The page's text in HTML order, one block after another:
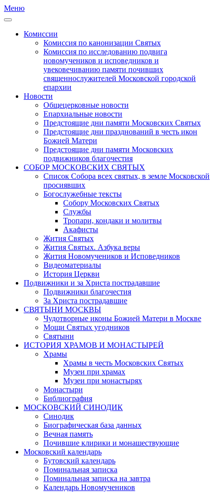
Меню
Комиссии
Комиссия по канонизации Святых
Комиссия по исследованию подвига
новомучеников и исповедников и
увековечиванию памяти почивших
священнослужителей Московской городской
епархии
Новости
Общецерковные новости
Епархиальные новости
Предстоящие дни памяти Московских Святых
Предстоящие дни празднований в честь икон
Божией Матери
Предстоящие дни памяти Московских
подвижников благочестия
СОБОР МОСКОВСКИХ СВЯТЫХ
Список Собора всех святых, в земле Московской
просиявших
Богослужебные тексты
Собору Московских Святых
Службы
Тропари, кондаки и молитвы
Акафисты
Жития Святых
Жития Святых. Азбука веры
Жития Новомучеников и Исповедников
Видеоматериалы
История Церкви
Подвижники и за Христа пострадавшие
Подвижники благочестия
За Христа пострадавшие
СВЯТЫНИ МОСКВЫ
Чудотворные иконы Божией Матери в Москве
Мощи Святых угодников
Святыни
ИСТОРИЯ ХРАМОВ И МОНАСТЫРЕЙ
Храмы
Храмы в честь Московских Святых
Музеи при храмах
Музеи при монастырях
Монастыри
Библиография
МОСКОВСКИЙ СИНОДИК
Синодик
Биографическая база данных
Вечная память
Почившие клирики и монашествующие
Московский календарь
Бутовский календарь
Поминальная записка
Поминальная записка на завтра
Календарь Новомучеников